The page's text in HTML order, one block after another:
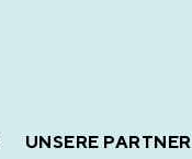
UNSERE PARTNER